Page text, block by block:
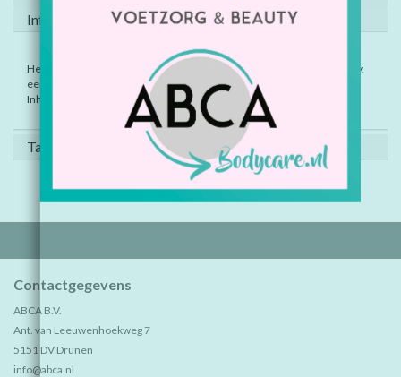
Informatie
Helpt om de Striplac makkelijk van de nagels te peelen. Eventueel m.b.v.
een bokkenpootje. Vooral handig bij droge nagels.
Inhoud 8ml.
Tags (0)
Contactgegevens
ABCA B.V.
Ant. van Leeuwenhoekweg 7
5151 DV Drunen
info@abca.nl